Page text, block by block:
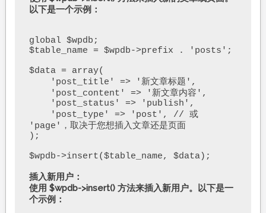
以下是一个示例：
global $wpdb;
$table_name = $wpdb->prefix . 'posts';
$data = array(
'page'，取决于您想插入文章还是页面
);
$wpdb->insert($table_name, $data);
插入新用户：
使用 $wpdb->insert() 方法来插入新用户。以下是一
个示例：